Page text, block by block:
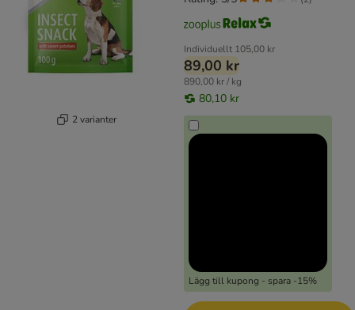
2 varianter
Individuellt 105,00 kr
89,00 kr
890,00 kr / kg
80,10 kr
Lägg till kupong - spara -15%